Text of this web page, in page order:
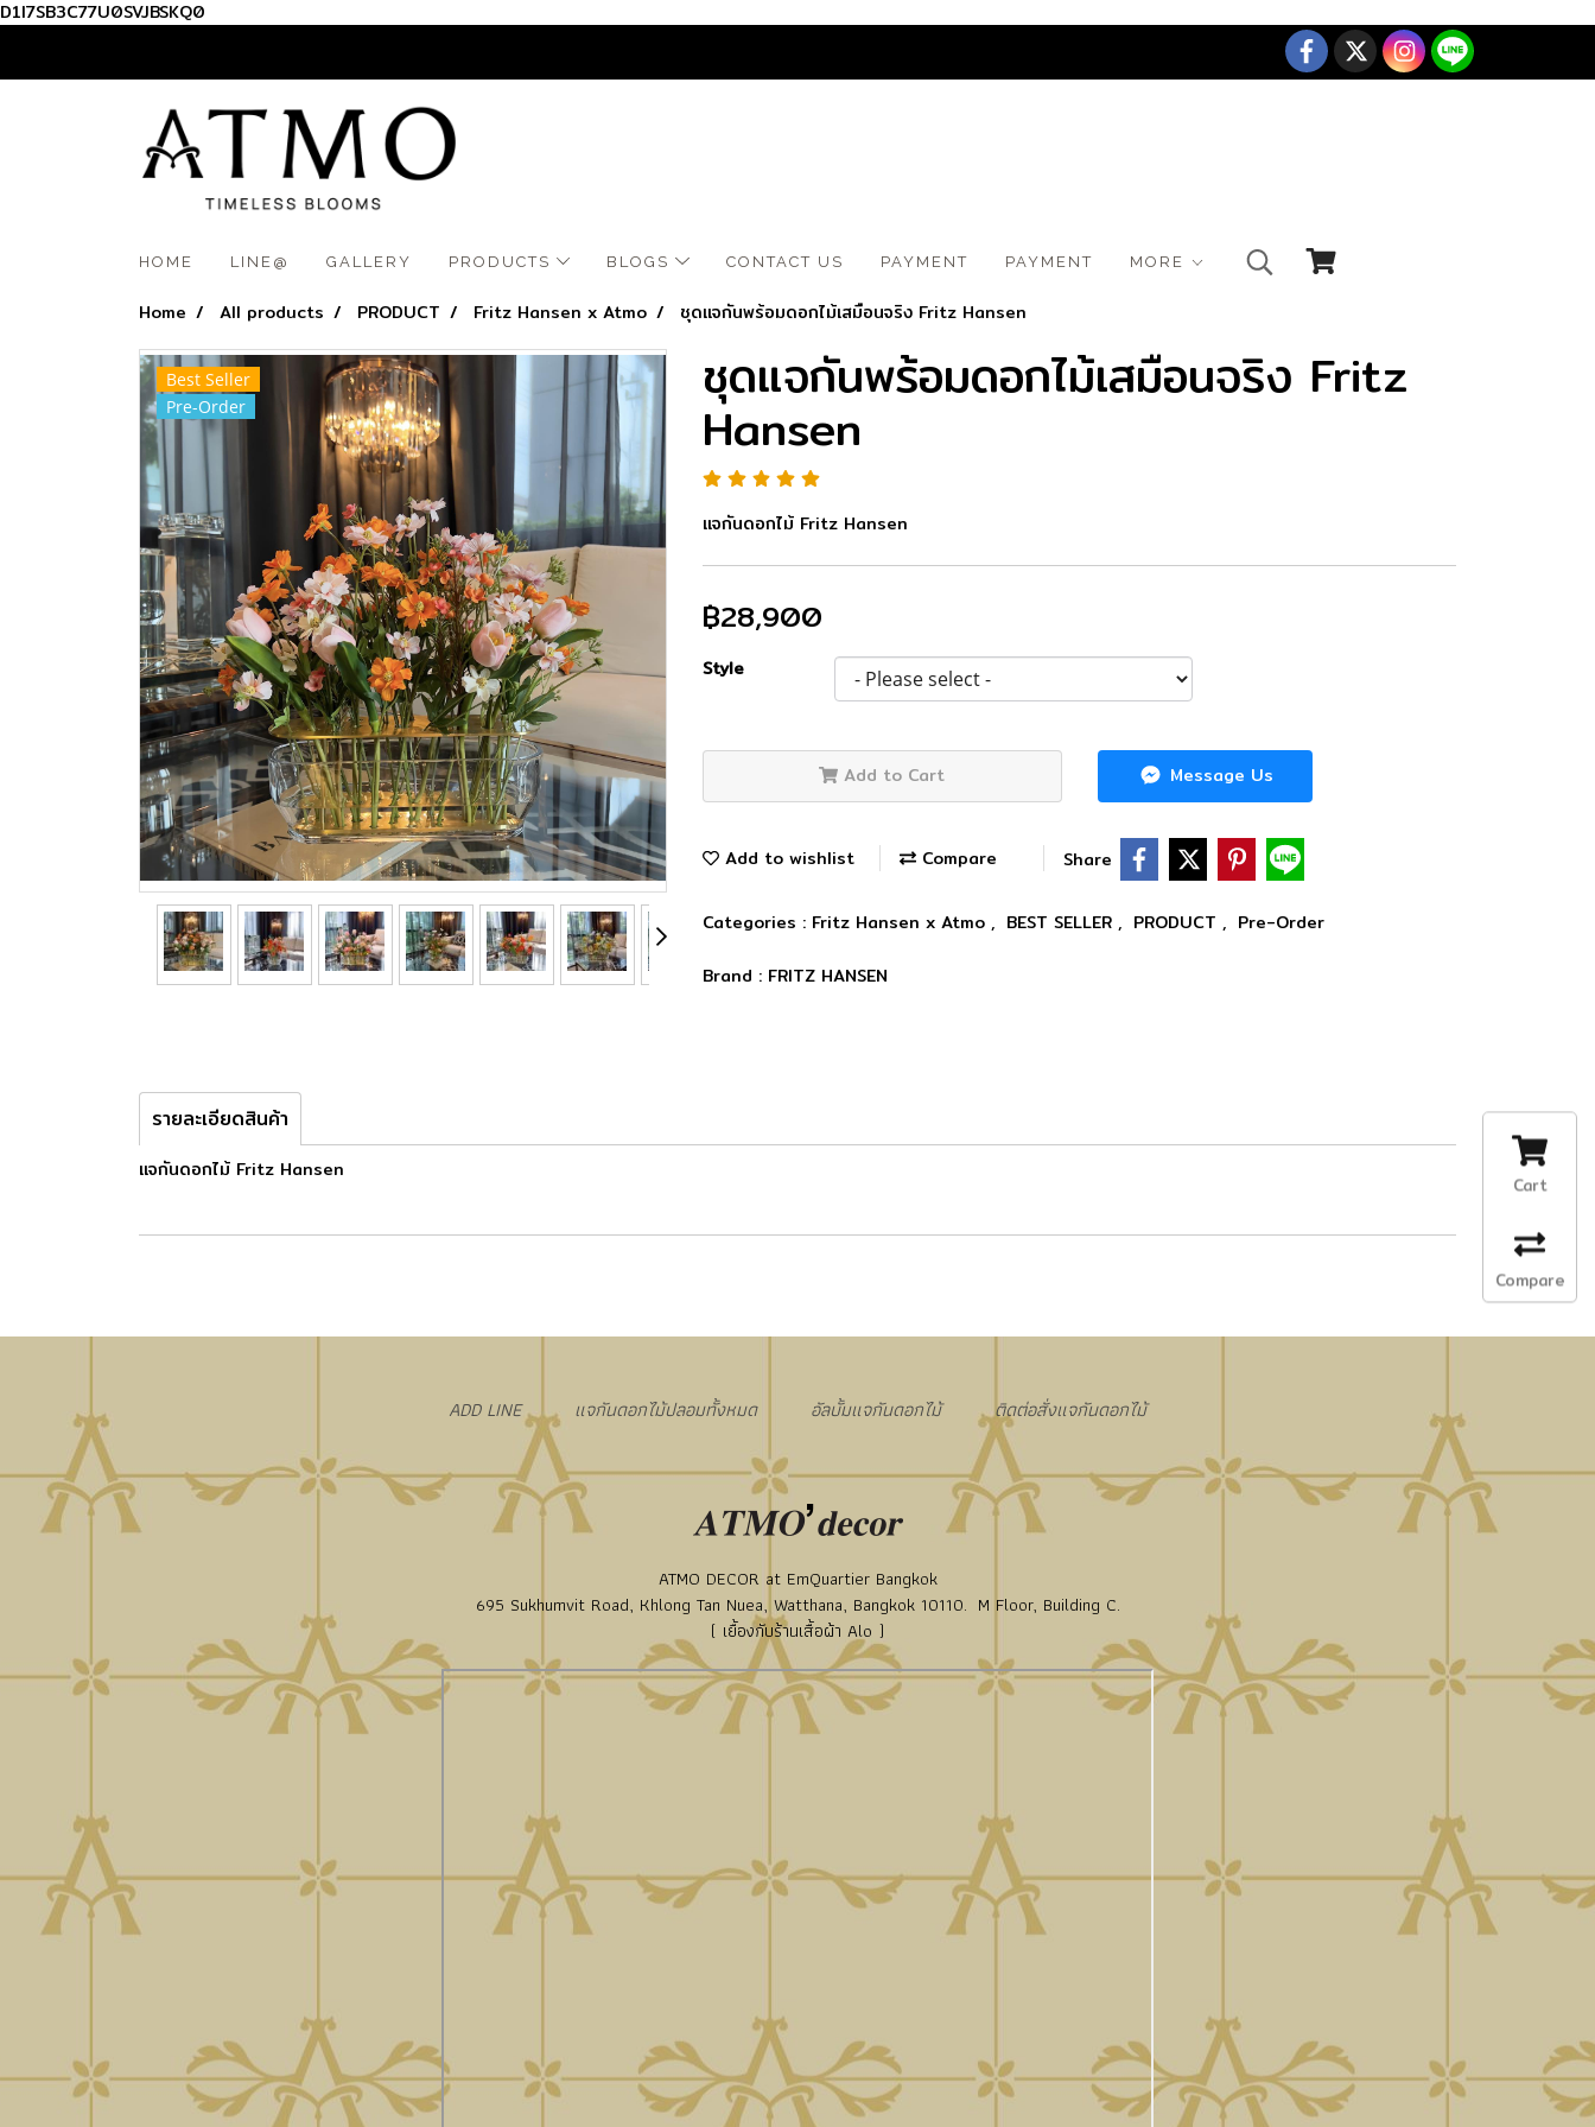
D1I7SB3C77U0SVJBSKQ0
HOME LINE@ GALLERY PRODUCTS BLOGS CONTACT US ​PAYMENT PAYMENT MORE
Home All products PRODUCT Fritz Hansen x Atmo ชุดแจกันพร้อมดอกไม้เสมือนจริง Fritz Hansen
Best Seller
Pre-Order
ชุดแจกันพร้อมดอกไม้เสมือนจริง Fritz
Hansen
แจกันดอกไม้ Fritz Hansen
฿28,900
Style
Add to Cart Message Us
Add to wishlist Compare Share
Categories : Fritz Hansen x Atmo , BEST SELLER , PRODUCT , Pre-Order
Brand : FRITZ HANSEN
รายละเอียดสินค้า
แจกันดอกไม้ Fritz Hansen
​ADD LINE แจกันดอกไม้ปลอมทั้งหมด อัลบั้มแจกันดอกไม้ ติดต่อสั่งแจกันดอกไม้
ATMO DECOR at EmQuartier Bangkok
695 Sukhumvit Road, Khlong Tan Nuea, Watthana, Bangkok 10110. M Floor, Building C.
( เยื้องกับร้านเสื้อผ้า Alo )
Cart
Compare